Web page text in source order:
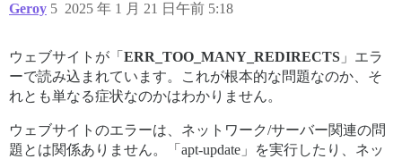
Geroy 2025 年 1 月 21 日午前 5:18
5
ウェブサイトが「 ERR_TOO_MANY_REDIRECTS 」エラ
ーで読み込まれています。これが根本的な問題なのか、そ
れとも単なる症状なのかはわかりません。
ウェブサイトのエラーは、ネットワーク/サーバー関連の問
題とは関係ありません。「apt-update」を実行したり、ネッ